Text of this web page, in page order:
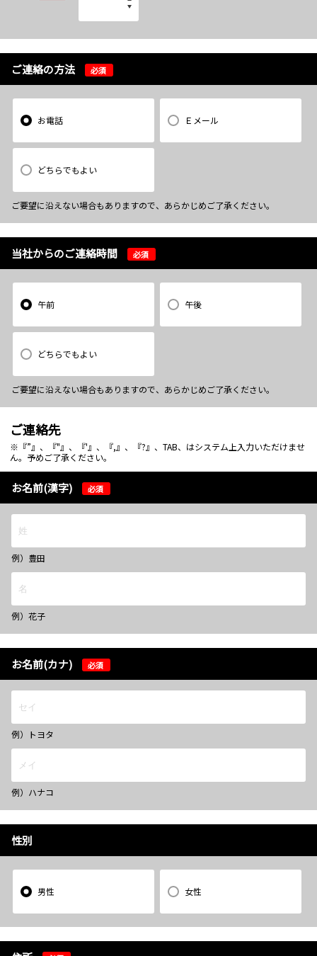
ご連絡の方法 必須
お電話 Ｅメール
どちらでもよい
ご要望に沿えない場合もありますので、あらかじめご了承ください。
当社からのご連絡時間 必須
午前 午後
どちらでもよい
ご要望に沿えない場合もありますので、あらかじめご了承ください。
ご連絡先
※『”』、『"』、『'』、『,』、『?』、TAB、はシステム上入力いただけませ
ん。予めご了承ください。
お名前(漢字) 必須
例）豊田
例）花子
お名前(カナ) 必須
例）トヨタ
例）ハナコ
性別
男性 女性